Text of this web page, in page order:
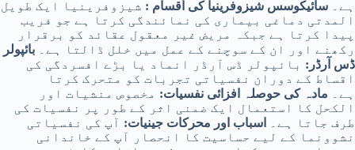
ہے۔
سائیکوسس شیزوفرینیا کی اقسام : شیزوفرینیا ایک طویل
المدتی دماغی بیماری کی نمائندگی کرتا ہے جو فریب
پیدا کرتا ہے جبکہ مریض غیر معقول عقائد کو برقرار
رکھنے اور ان کے سوچنے کے عمل میں خلل ڈالتا ہے۔
بائپولر
ڈس آرڈر: بائپولر ڈس آرڈر انماد یا بڑے افسردگی کی
اقساط کے دوران نفسیاتی تجربات کو متحرک کرتا
ہے۔
مادہ کی حوصلہ افزائی نفسیات: مخصوص منشیات اور
الکحل کا استعمال ایک ضمنی اثر کے طور پر نفسیات کی
طرف جاتا ہے۔
اسباب اور محرکات جینیات: آپ کی نفسیاتی
نشوونما کے لیے حساسیت کا انحصار آپ کے خاندانی